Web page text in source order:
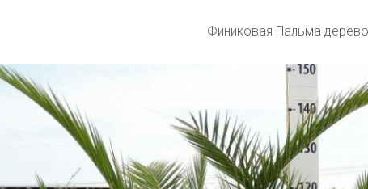
Финиковая Пальма дерево